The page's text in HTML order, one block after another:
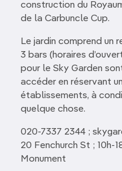
construction du
de la Carbuncle Cup.
Le jardin comprend un
3 bars (horaires
pour le Sky Garden
accéder en réservant
établissements, à
quelque chose.
020-7337 2344 ;
20 Fenchurch St ; 10h-
Monument